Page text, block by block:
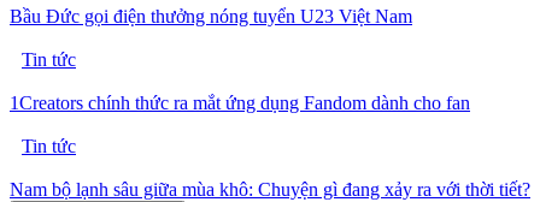
Bầu Đức gọi điện thưởng nóng tuyển U23 Việt Nam
Tin tức
1Creators chính thức ra mắt ứng dụng Fandom dành cho fan
Tin tức
Nam bộ lạnh sâu giữa mùa khô: Chuyện gì đang xảy ra với thời tiết?